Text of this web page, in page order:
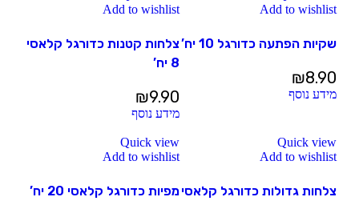
Add to wishlist
שקיות הפתעה כדורגל 10 יח’
₪8.90
מידע נוסף
Add to wishlist
צלחות קטנות כדורגל קלאסי
8 יח’
₪9.90
מידע נוסף
Quick view
Add to wishlist
צלחות גדולות כדורגל קלאסי
Quick view
Add to wishlist
מפיות כדורגל קלאסי 20 יח’